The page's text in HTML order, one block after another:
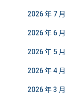
2026 年 7 月
2026 年 6 月
2026 年 5 月
2026 年 4 月
2026 年 3 月